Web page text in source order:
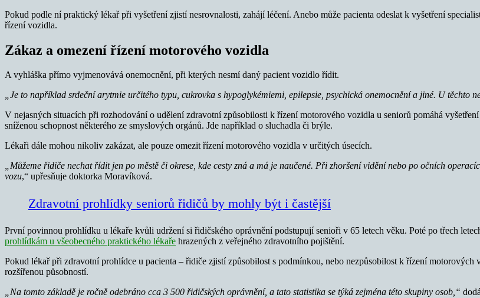
Pokud podle ní praktický lékař při vyšetření zjistí nesrovnalosti, zahájí léčení. Anebo může pacienta odeslat k vyšetření
řízení vozidla.
Zákaz a omezení řízení motorového vozidla
A vyhláška přímo vyjmenovává onemocnění, při kterých nesmí daný pacient vozidlo řídit.
„Je to například srdeční arytmie určitého typu, cukrovka s hypoglykémiemi, epilepsie, psychická onemocnění a jiné. U těchto
V nejasných situacích při rozhodování o udělení zdravotní způsobilosti k řízení motorového vozidla u seniorů pomáhá
sníženou schopnost některého ze smyslových orgánů. Jde například o sluchadla či brýle.
Lékaři dále mohou nikoliv zakázat, ale pouze omezit řízení motorového vozidla v určitých úsecích.
„Můžeme řidiče nechat řídit jen po městě či okrese, kde cesty zná a má je naučené. Při zhoršení vidění nebo po očních
vozu,“ upřesňuje doktorka Moravíková.
Zdravotní prohlídky seniorů řidičů by mohly být i častější
První povinnou prohlídku u lékaře kvůli udržení si řidičského oprávnění podstupují senioři v 65 letech věku. Poté po třech
prohlídkám u všeobecného praktického lékaře hrazených z veřejného zdravotního pojištění.
Pokud lékař při zdravotní prohlídce u pacienta – řidiče zjistí způsobilost s podmínkou, nebo nezpůsobilost k řízení motorových
rozšířenou působností.
„Na tomto základě je ročně odebráno cca 3 500 řidičských oprávnění, a tato statistika se týká zejména této skupiny osob,“